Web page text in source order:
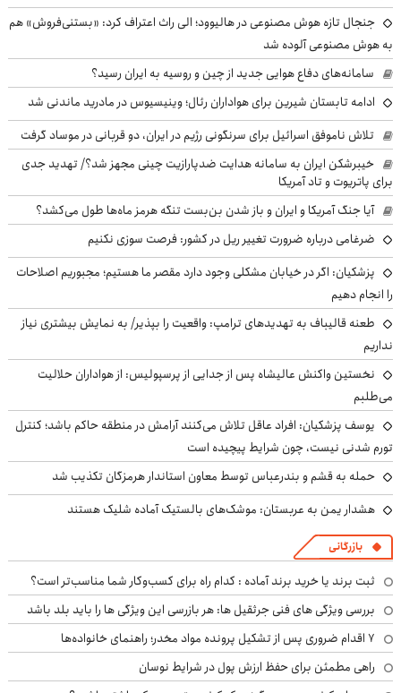
جنجال تازه هوش مصنوعی در هالیوود؛ الی راث اعتراف کرد: «بستنی‌فروش» هم
به هوش مصنوعی آلوده شد
سامانه‌های دفاع هوایی جدید از چین و روسیه به ایران رسید؟
ادامه تابستان شیرین برای هواداران رئال؛ وینیسیوس در مادرید ماندنی شد
تلاش ناموفق اسرائیل برای سرنگونی رژیم در ایران، دو قربانی در موساد گرفت
خیبرشکن ایران به سامانه هدایت ضدپارازیت چینی مجهز شد؟/ تهدید جدی
برای پاتریوت و تاد آمریکا
آیا جنگ آمریکا و ایران و باز شدن بن‌بست تنگه هرمز ماه‌ها طول می‌کشد؟
ضرغامی درباره ضرورت تغییر ریل در کشور: فرصت سوزی نکنیم
پزشکیان: اگر در خیابان مشکلی وجود دارد مقصر ما هستیم؛ مجبوریم اصلاحات
را انجام دهیم
طعنه قالیباف به تهدیدهای ترامپ: واقعیت را بپذیر/ به نمایش بیشتری نیاز
نداریم
نخستین واکنش عالیشاه پس از جدایی از پرسپولیس: از هواداران حلالیت
می‌طلبم
یوسف پزشکیان: افراد عاقل تلاش می‌کنند آرامش در منطقه حاکم باشد؛ کنترل
تورم شدنی نیست، چون شرایط پیچیده است
حمله به قشم و بندرعباس توسط معاون استاندار هرمزگان تکذیب شد
هشدار یمن به عربستان: موشک‌های بالستیک آماده شلیک هستند
بازرگانی
ثبت برند یا خرید برند آماده : کدام راه برای کسب‌وکار شما مناسب‌تر است؟
بررسی ویژگی های فنی جرثقیل ها: هر بازرسی این ویژگی ها را باید بلد باشد
۷ اقدام ضروری پس از تشکیل پرونده مواد مخدر؛ راهنمای خانواده‌ها
راهی مطمئن برای حفظ ارزش پول در شرایط نوسان